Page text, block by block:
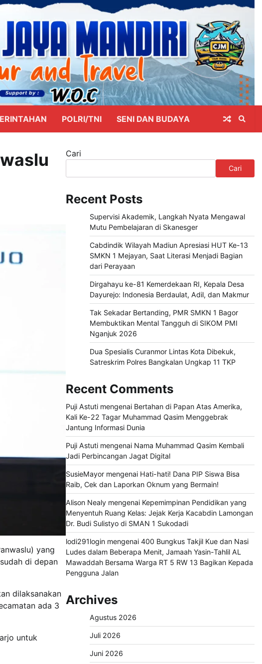
POLRI/TNI SENI DAN BUDAYA
yang
di depan
dilaksanakan
ada 3
untuk
Cari
Cari
Recent Posts
Supervisi Akademik, Langkah Nyata Mengawal
Mutu Pembelajaran di Skanesger
Cabdindik Wilayah Madiun Apresiasi HUT Ke-13
SMKN 1 Mejayan, Saat Literasi Menjadi Bagian
dari Perayaan
Dirgahayu ke-81 Kemerdekaan RI, Kepala Desa
Dayurejo: Indonesia Berdaulat, Adil, dan Makmur
Tak Sekadar Bertanding, PMR SMKN 1 Bagor
Membuktikan Mental Tangguh di SIKOM PMI
Nganjuk 2026
Dua Spesialis Curanmor Lintas Kota Dibekuk,
Satreskrim Polres Bangkalan Ungkap 11 TKP
Recent Comments
Puji Astutimengenai Bertahan di Papan Atas Amerika,
Kali Ke-22 Tagar Muhammad Qasim Menggebrak
Jantung Informasi Dunia
Puji Astutimengenai Nama Muhammad Qasim Kembali
Jadi Perbincangan Jagat Digital
SusieMayormengenai Hati-hati! Dana PIP Siswa Bisa
Raib, Cek dan Laporkan Oknum yang Bermain!
Alison Nealymengenai Kepemimpinan Pendidikan yang
Menyentuh Ruang Kelas: Jejak Kerja Kacabdin Lamongan
Dr. Budi Sulistyo di SMAN 1 Sukodadi
lodi291loginmengenai 400 Bungkus Takjil Kue dan Nasi
Ludes dalam Beberapa Menit, Jamaah Yasin-Tahlil AL
Mawaddah Bersama Warga RT 5 RW 13 Bagikan Kepada
Pengguna Jalan
Archives
Agustus 2026
Juli 2026
Juni 2026